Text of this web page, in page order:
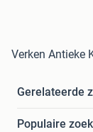
Verken Antieke
Gerelateerde
Populaire